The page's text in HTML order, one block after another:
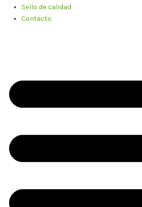
Sello de calidad
Contacto